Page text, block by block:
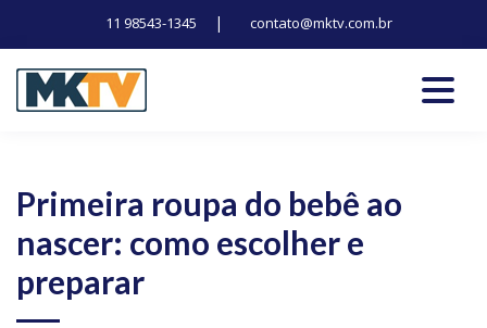
11 98543-1345 | contato@mktv.com.br
content
Primeira roupa do bebê ao
nascer: como escolher e
preparar